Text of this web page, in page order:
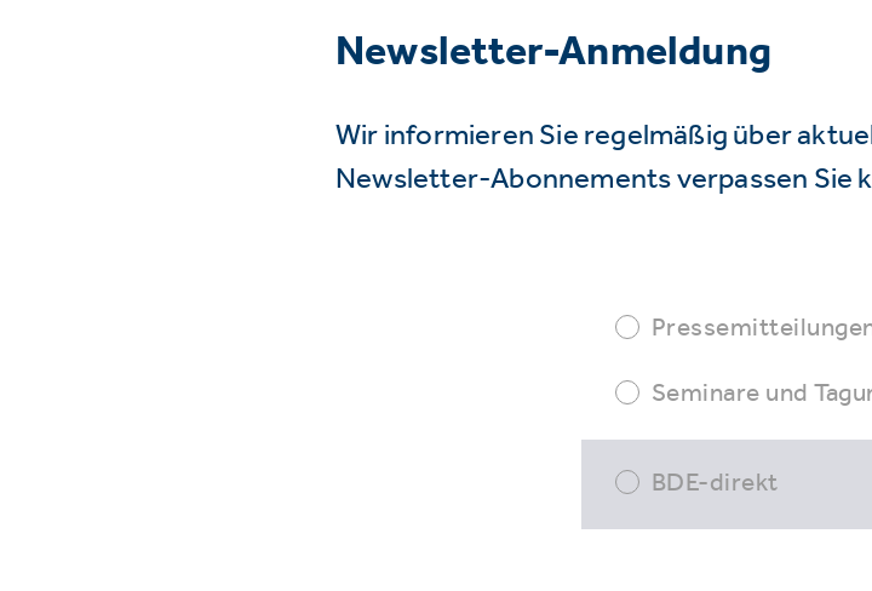
Newsletter-Anmeldung
Wir informieren Sie regelmäßig über
Newsletter-Abonnements verpassen Sie
Seminare und
BDE-direkt